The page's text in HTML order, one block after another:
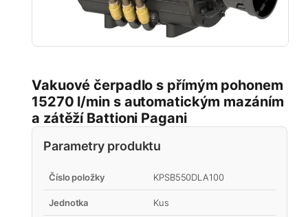
Vakuové čerpadlo s přímým pohonem
15270 l/min s automatickým mazáním
a zátěží Battioni Pagani
Parametry produktu
Číslo položky KPSB550DLA100
Jednotka Kus